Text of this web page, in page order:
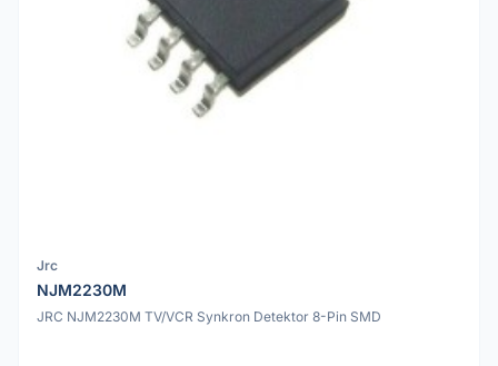
Jrc
NJM2230M
JRC NJM2230M TV/VCR Synkron Detektor 8-Pin SMD